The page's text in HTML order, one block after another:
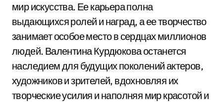
мир искусства. Ее карьера полна
выдающихся ролей и наград, а ее творчество
занимает особое место в сердцах миллионов
людей. Валентина Курдюкова останется
наследием для будущих поколений актеров,
художников и зрителей, вдохновляя их
творческие усилия и наполняя мир красотой и